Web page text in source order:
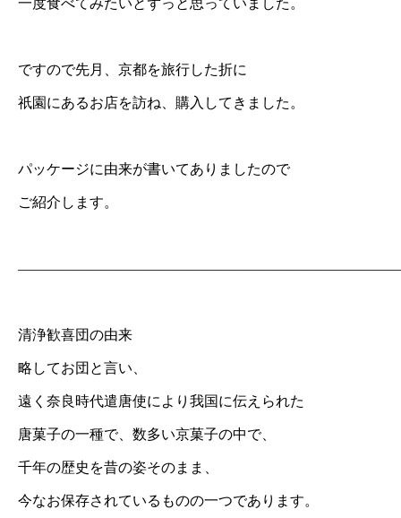
一度食べてみたいとずっと思っていました。
ですので先月、京都を旅行した折に
祇園にあるお店を訪ね、購入してきました。
パッケージに由来が書いてありましたので
ご紹介します。
清浄歓喜団の由来
略してお団と言い、
遠く奈良時代遣唐使により我国に伝えられた
唐菓子の一種で、数多い京菓子の中で、
千年の歴史を昔の姿そのまま、
今なお保存されているものの一つであります。